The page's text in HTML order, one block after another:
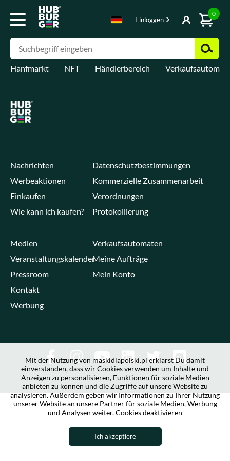
Einloggen
0
Hanfmarkt NFT Händlerbereich
Nachrichten
Werbeaktionen
Einkaufen
Wie kann ich kaufen?
Datenschutzbestimmungen
Kommerzielle Zusammenarbeit
Verordnungen
Protokollierung
Medien
Veranstaltungskalender
Pressroom
Kontakt
Werbung
Verkaufsautomaten
Meine Aufträge
Mein Konto
Mit der Nutzung von maskidlapolski.pl erklärst Du damit
einverstanden, dass wir Cookies verwenden um Inhalte und
Anzeigen zu personalisieren, Funktionen für soziale Medien
anbieten zu können und die Zugriffe auf unsere Website zu
analysieren. Außerdem geben wir Informationen zu Ihrer Nutzung
unserer Website an unsere Partner für soziale Medien, Werbung
und Analysen weiter.Cookies deaktivieren
Ich akzeptiere